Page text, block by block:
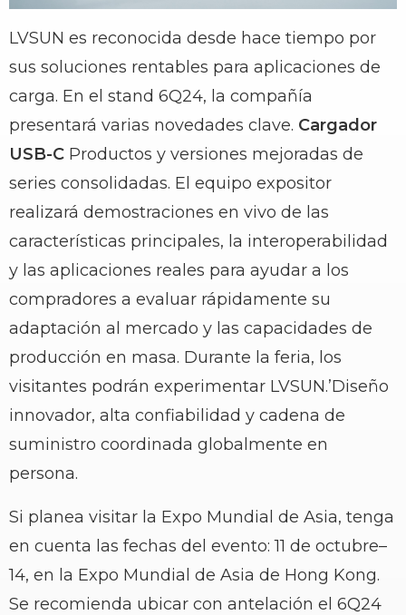
LVSUN es reconocida desde hace tiempo por
sus soluciones rentables para aplicaciones de
carga. En el stand 6Q24, la compañía
presentará varias novedades clave. Cargador
USB-C Productos y versiones mejoradas de
series consolidadas. El equipo expositor
realizará demostraciones en vivo de las
características principales, la interoperabilidad
y las aplicaciones reales para ayudar a los
compradores a evaluar rápidamente su
adaptación al mercado y las capacidades de
producción en masa. Durante la feria, los
visitantes podrán experimentar LVSUN.’Diseño
innovador, alta confiabilidad y cadena de
suministro coordinada globalmente en
persona.
Si planea visitar la Expo Mundial de Asia, tenga
en cuenta las fechas del evento: 11 de octubre–
14, en la Expo Mundial de Asia de Hong Kong.
Se recomienda ubicar con antelación el 6Q24